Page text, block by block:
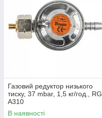
Газовий редуктор низького
тиску, 37 mbar, 1,5 кг/год., RG
A310
В наявності